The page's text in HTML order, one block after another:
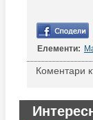
Елементи:
Коментари